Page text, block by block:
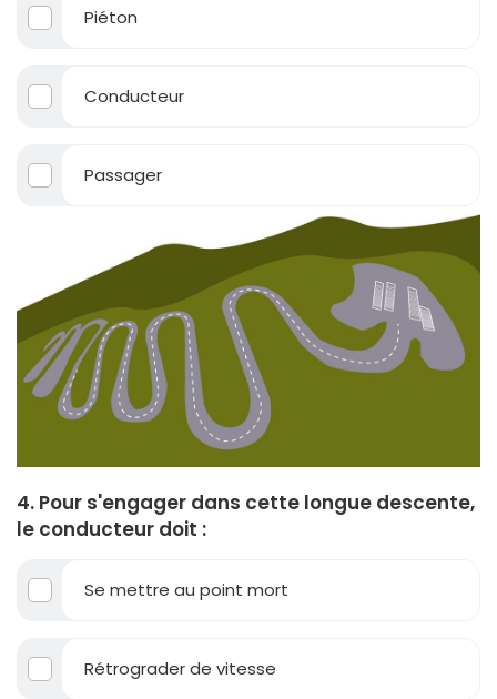
Piéton
Conducteur
Passager
4. Pour s'engager dans cette longue descente,
le conducteur doit :
Se mettre au point mort
Rétrograder de vitesse